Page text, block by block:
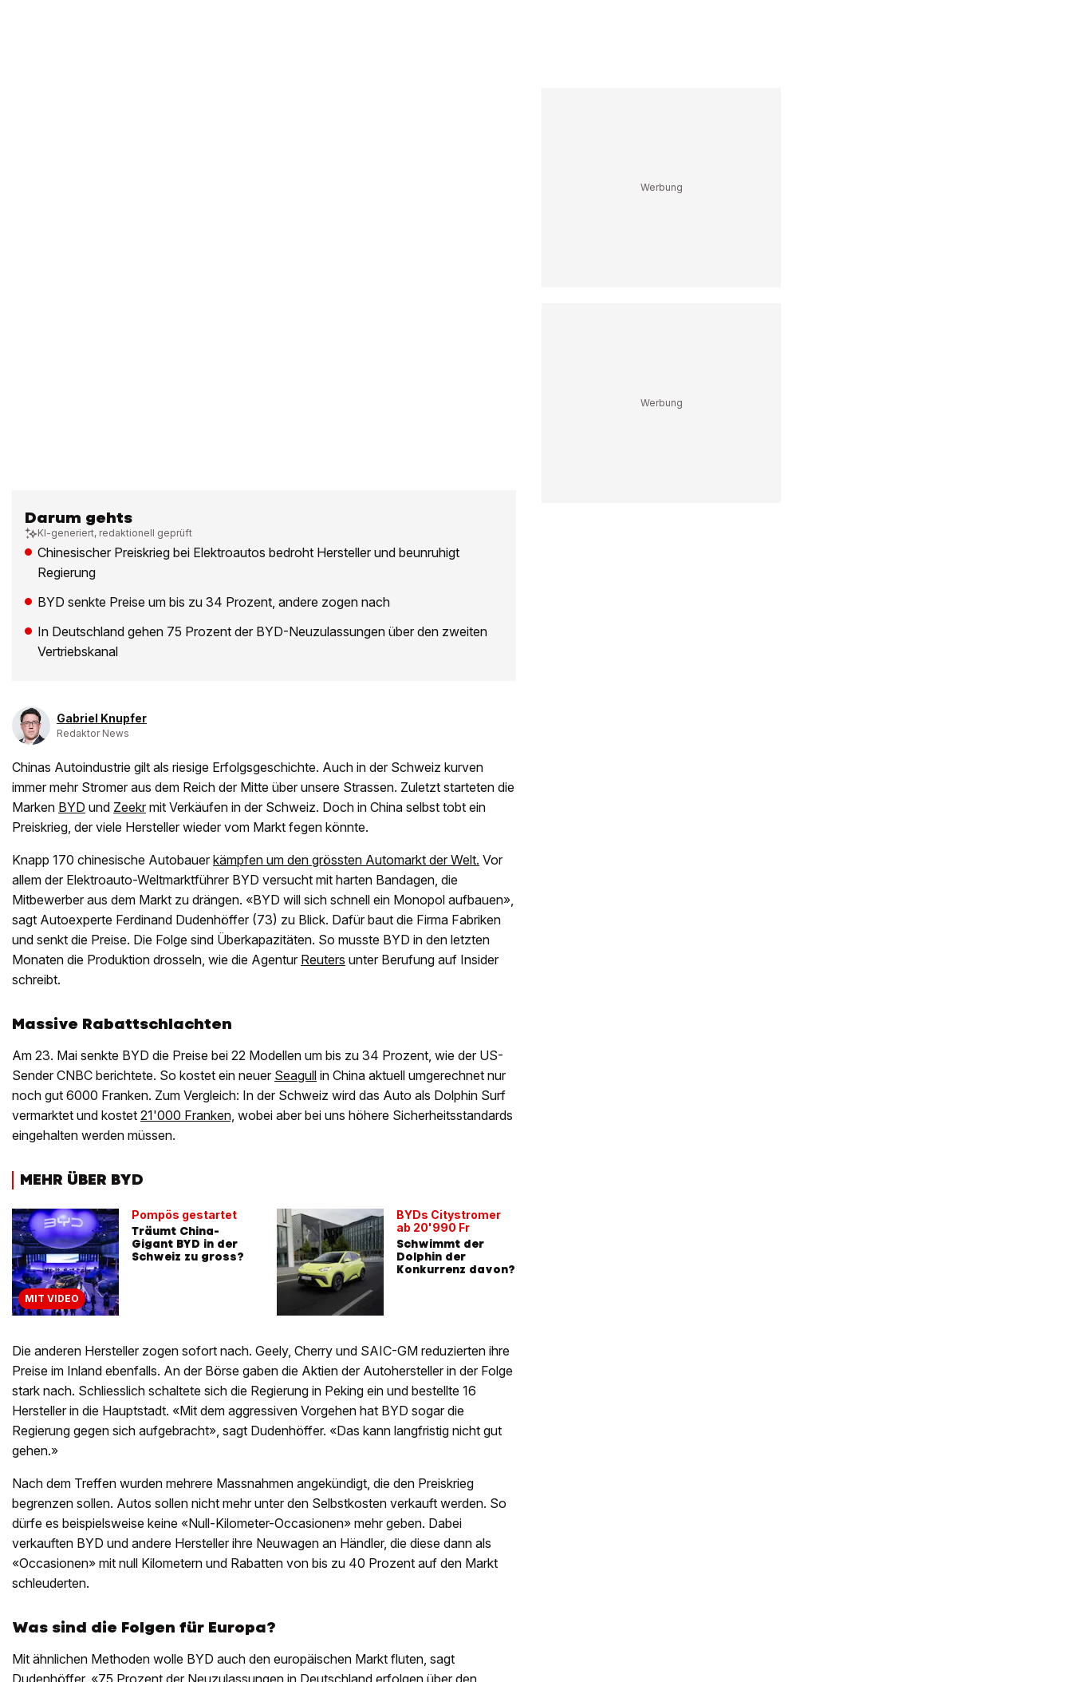
Darum gehts
KI-generiert, redaktionell geprüft
Chinesischer Preiskrieg bei Elektroautos bedroht Hersteller und beunruhigt
Regierung
BYD senkte Preise um bis zu 34 Prozent, andere zogen nach
In Deutschland gehen 75 Prozent der BYD-Neuzulassungen über den zweiten
Vertriebskanal
Gabriel Knupfer
Redaktor News
Chinas Autoindustrie gilt als riesige Erfolgsgeschichte. Auch in der Schweiz kurven
immer mehr Stromer aus dem Reich der Mitte über unsere Strassen. Zuletzt starteten die
Marken BYD und Zeekr mit Verkäufen in der Schweiz. Doch in China selbst tobt ein
Preiskrieg, der viele Hersteller wieder vom Markt fegen könnte.
Knapp 170 chinesische Autobauer kämpfen um den grössten Automarkt der Welt. Vor
allem der Elektroauto-Weltmarktführer BYD versucht mit harten Bandagen, die
Mitbewerber aus dem Markt zu drängen. «BYD will sich schnell ein Monopol aufbauen»,
sagt Autoexperte Ferdinand Dudenhöffer (73) zu Blick. Dafür baut die Firma Fabriken
und senkt die Preise. Die Folge sind Überkapazitäten. So musste BYD in den letzten
Monaten die Produktion drosseln, wie die Agentur Reuters unter Berufung auf Insider
schreibt.
Massive Rabattschlachten
Am 23. Mai senkte BYD die Preise bei 22 Modellen um bis zu 34 Prozent, wie der US-
Sender CNBC berichtete. So kostet ein neuer Seagull in China aktuell umgerechnet nur
noch gut 6000 Franken. Zum Vergleich: In der Schweiz wird das Auto als Dolphin Surf
vermarktet und kostet 21'000 Franken, wobei aber bei uns höhere Sicherheitsstandards
eingehalten werden müssen.
MEHR ÜBER BYD
MIT VIDEO
Pompös gestartet
Träumt China-
Gigant BYD in der
Schweiz zu gross?
BYDs Citystromer
ab 20'990 Fr
Schwimmt der
Dolphin der
Konkurrenz davon?
Die anderen Hersteller zogen sofort nach. Geely, Cherry und SAIC-GM reduzierten ihre
Preise im Inland ebenfalls. An der Börse gaben die Aktien der Autohersteller in der Folge
stark nach. Schliesslich schaltete sich die Regierung in Peking ein und bestellte 16
Hersteller in die Hauptstadt. «Mit dem aggressiven Vorgehen hat BYD sogar die
Regierung gegen sich aufgebracht», sagt Dudenhöffer. «Das kann langfristig nicht gut
gehen.»
Nach dem Treffen wurden mehrere Massnahmen angekündigt, die den Preiskrieg
begrenzen sollen. Autos sollen nicht mehr unter den Selbstkosten verkauft werden. So
dürfe es beispielsweise keine «Null-Kilometer-Occasionen» mehr geben. Dabei
verkauften BYD und andere Hersteller ihre Neuwagen an Händler, die diese dann als
«Occasionen» mit null Kilometern und Rabatten von bis zu 40 Prozent auf den Markt
schleuderten.
Was sind die Folgen für Europa?
Mit ähnlichen Methoden wolle BYD auch den europäischen Markt fluten, sagt